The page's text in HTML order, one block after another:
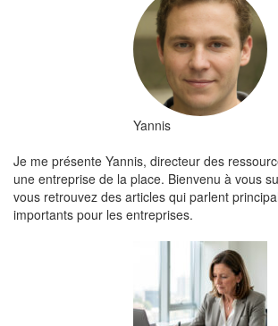
Yannis
Je me présente Yannis, directeur des
une entreprise de la place. Bienvenu à vous
vous retrouvez des articles qui parlent
importants pour les entreprises.